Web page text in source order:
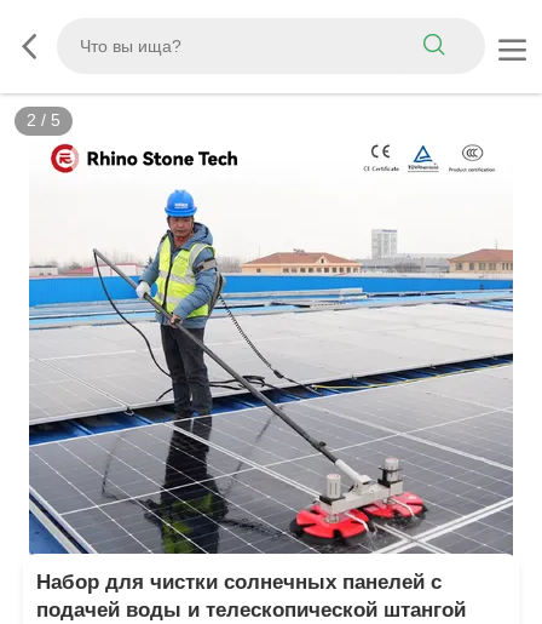
3 / 5
Набор для чистки солнечных панелей с
подачей воды и телескопической штангой